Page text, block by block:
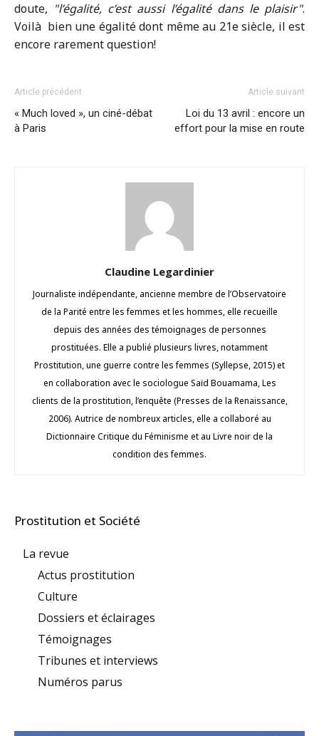
doute,
l’égalité, c’est aussi l’égalité dans le plaisir .
Voilà bien une égalité dont même au 21e siècle, il est
encore rarement question!
Article précédent
« Much loved », un ciné-débat
à Paris
Article suivant
Loi du 13 avril : encore un
effort pour la mise en route
Claudine Legardinier
Journaliste indépendante, ancienne membre de l’Observatoire
de la Parité entre les femmes et les hommes, elle recueille
depuis des années des témoignages de personnes
prostituées. Elle a publié plusieurs livres, notamment
Prostitution, une guerre contre les femmes (Syllepse, 2015) et
en collaboration avec le sociologue Saïd Bouamama, Les
clients de la prostitution, l’enquête (Presses de la Renaissance,
2006). Autrice de nombreux articles, elle a collaboré au
Dictionnaire Critique du Féminisme et au Livre noir de la
condition des femmes.
Prostitution et Société
La revue
Actus prostitution
Culture
Dossiers et éclairages
Témoignages
Tribunes et interviews
Numéros parus